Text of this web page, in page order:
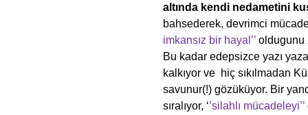
altında kendi nedametini
bahsederek, devrimci
imkansız bir hayal’’ oldugunu
Bu kadar edepsizce yazı
kalkıyor ve hiç sıkılmadan
savunur(!) gözüküyor. Bir
sıralıyor, ‘’silahlı mücadeleyi’’